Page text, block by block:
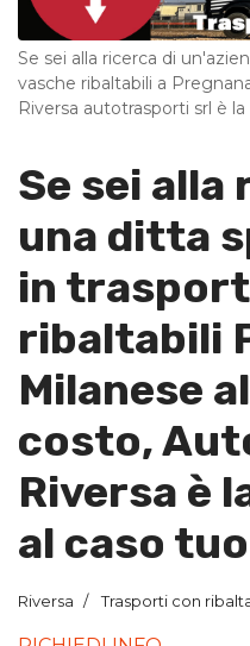
Se sei alla ricerca di
vasche ribaltabili a
Riversa autotrasporti srl è
Se sei alla
una ditta
in
ribaltabili
Milanese
costo,
Riversa è
al caso tuo
Riversa Trasporti con